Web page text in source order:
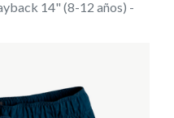
14" (8-12 años) -